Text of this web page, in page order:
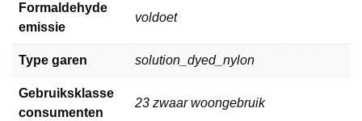
Formaldehyde
emissie
voldoet
Type garen solution_dyed_nylon
Gebruiksklasse
consumenten
23 zwaar woongebruik